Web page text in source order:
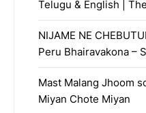
Telugu & English |
NIJAME NE
Peru Bhairavakona –
Mast Malang Jhoom
Miyan Chote Miyan